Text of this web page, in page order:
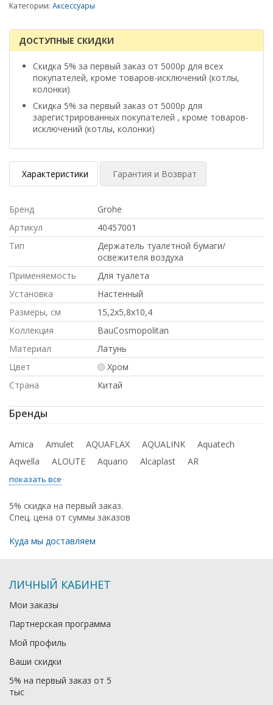
Категории: Аксессуары
ДОСТУПНЫЕ СКИДКИ
Скидка 5% за первый заказ от 5000р для всех
покупателей, кроме товаров-исключений (котлы,
колонки)
Скидка 5% за первый заказ от 5000р для
зарегистрированных покупателей , кроме товаров-
исключений (котлы, колонки)
Характеристики Гарантия и Возврат
Бренд
Grohe
Артикул
40457001
Тип
Держатель туалетной бумаги/
освежителя воздуха
Применяемость
Для туалета
Установка
Настенный
Размеры, см
15,2х5,8х10,4
Коллекция
BauCosmopolitan
Материал
Латунь
Цвет
Хром
Страна
Китай
Бренды
Amica Amulet AQUAFLAX AQUALINK
Aquatech
Aqwella
ALOUTE Aquario Alcaplast AR
показать все
5% скидка на первый заказ.
Спец. цена от суммы заказов
Куда мы доставляем
ЛИЧНЫЙ КАБИНЕТ
Мои заказы
Партнерская программа
Мой профиль
Ваши скидки
5% на первый заказ от 5
тыс